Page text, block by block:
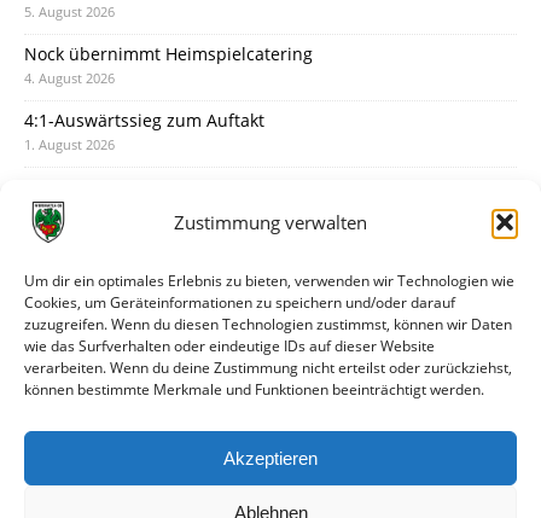
Zustimmung verwalten
Um dir ein optimales Erlebnis zu bieten, verwenden wir Technologien wie
Cookies, um Geräteinformationen zu speichern und/oder darauf
zuzugreifen. Wenn du diesen Technologien zustimmst, können wir Daten
wie das Surfverhalten oder eindeutige IDs auf dieser Website
verarbeiten. Wenn du deine Zustimmung nicht erteilst oder zurückziehst,
können bestimmte Merkmale und Funktionen beeinträchtigt werden.
Akzeptieren
Ablehnen
5. August 2026
Nock übernimmt Heimspielcatering
4. August 2026
4:1-Auswärtssieg zum Auftakt
1. August 2026
31. Juli 2026
30. Juli 2026
Deine Spielminute: 89+1
28. Juli 2026
Neuer Rückensponsor
Neue Podcast-Folge: So tickt Björn!
27. Juli 2026